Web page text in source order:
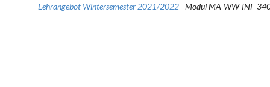
Lehrangebot Wintersemester 2021/2022- Modul MA-WW-INF-